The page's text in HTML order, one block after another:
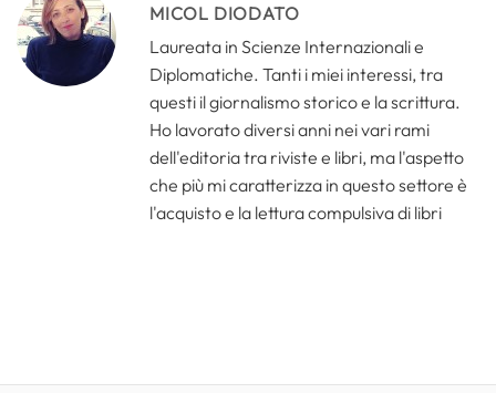
MICOL DIODATO
Laureata in Scienze Internazionali e
Diplomatiche. Tanti i miei interessi, tra
questi il giornalismo storico e la scrittura.
Ho lavorato diversi anni nei vari rami
dell'editoria tra riviste e libri, ma l'aspetto
che più mi caratterizza in questo settore è
l'acquisto e la lettura compulsiva di libri